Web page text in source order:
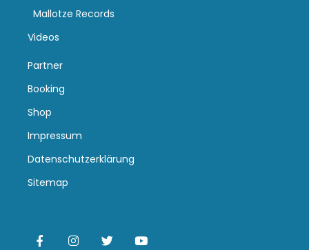
Mallotze Records
Videos
Partner
Booking
Shop
Impressum
Datenschutzerklärung
Sitemap